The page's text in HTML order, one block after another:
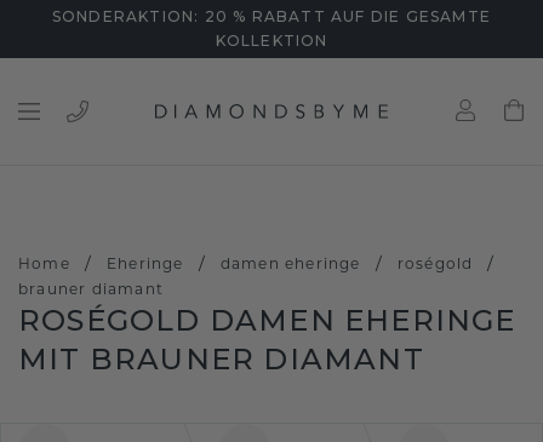
SONDERAKTION: 20 % RABATT AUF DIE GESAMTE
KOLLEKTION
Home / Eheringe / damen eheringe / roségold /
brauner diamant
ROSÉGOLD DAMEN EHERINGE
MIT BRAUNER DIAMANT